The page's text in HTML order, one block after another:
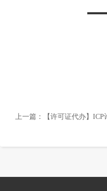
上一篇： 【许可证代办】ICP许可